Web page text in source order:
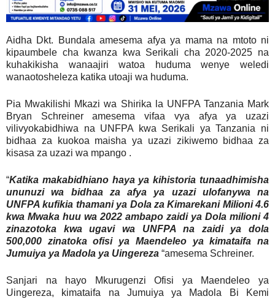
Aidha Dkt. Bundala amesema afya ya mama na mtoto ni
kipaumbele cha kwanza kwa Serikali cha 2020-2025 na
kuhakikisha wanaajiri watoa huduma wenye weledi
wanaotosheleza katika utoaji wa huduma.
Pia Mwakilishi Mkazi wa Shirika la UNFPA Tanzania Mark
Bryan Schreiner amesema vifaa vya afya ya uzazi
vilivyokabidhiwa na UNFPA kwa Serikali ya Tanzania ni
bidhaa za kuokoa maisha ya uzazi zikiwemo bidhaa za
kisasa za uzazi wa mpango .
“Katika makabidhiano haya ya kihistoria tunaadhimisha
ununuzi wa bidhaa za afya ya uzazi ulofanywa na
UNFPA kufikia thamani ya Dola za Kimarekani Milioni 4.6
kwa Mwaka huu wa 2022 ambapo zaidi ya Dola milioni 4
zinazotoka kwa ugavi wa UNFPA na zaidi ya dola
500,000 zinatoka ofisi ya Maendeleo ya kimataifa na
Jumuiya ya Madola ya Uingereza “amesema Schreiner.
Sanjari na hayo Mkurugenzi Ofisi ya Maendeleo ya
Uingereza, kimataifa na Jumuiya ya Madola Bi Kemi